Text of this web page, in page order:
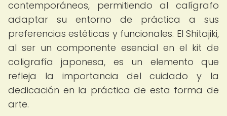
contemporáneos, permitiendo al calígrafo
adaptar su entorno de práctica a sus
preferencias estéticas y funcionales. El Shitajiki,
al ser un componente esencial en el kit de
caligrafía japonesa, es un elemento que
refleja la importancia del cuidado y la
dedicación en la práctica de esta forma de
arte.